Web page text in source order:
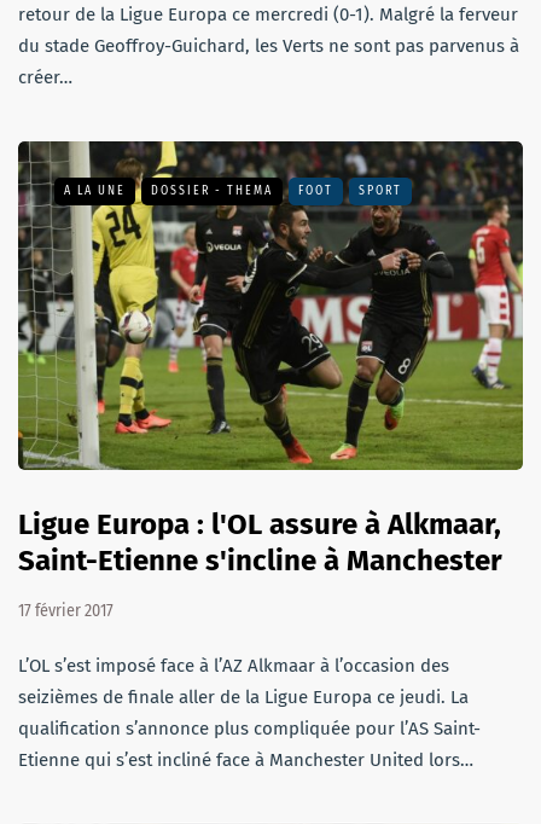
retour de la Ligue Europa ce mercredi (0-1). Malgré la ferveur
du stade Geoffroy-Guichard, les Verts ne sont pas parvenus à
créer…
A LA UNE DOSSIER - THEMA FOOT SPORT
Ligue Europa : l'OL assure à Alkmaar,
Saint-Etienne s'incline à Manchester
17 février 2017
L’OL s’est imposé face à l’AZ Alkmaar à l’occasion des
seizièmes de finale aller de la Ligue Europa ce jeudi. La
qualification s’annonce plus compliquée pour l’AS Saint-
Etienne qui s’est incliné face à Manchester United lors…